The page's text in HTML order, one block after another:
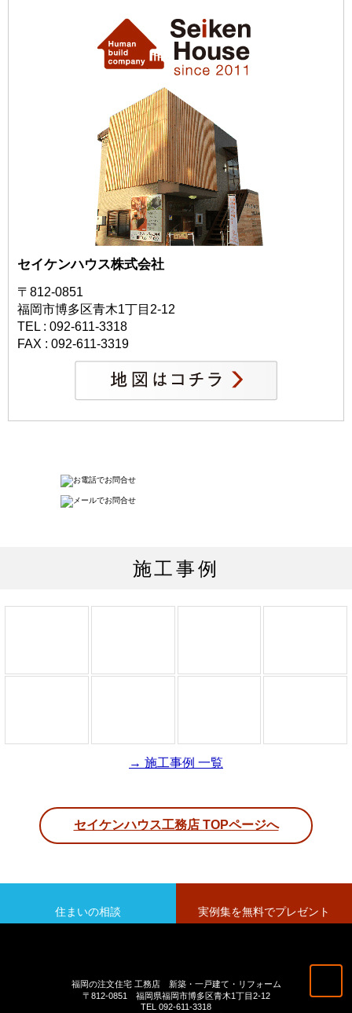
セイケンハウス株式会社
〒812-0851
福岡市博多区青木1丁目2-12
TEL : 092-611-3318
FAX : 092-611-3319
施工事例
→ 施工事例 一覧
セイケンハウス工務店 TOPページへ
住まいの相談 実例集を無料でプレゼント
福岡の注文住宅 工務店 新築・一戸建て・リフォーム
〒812-0851 福岡県福岡市博多区青木1丁目2-12
TEL 092-611-3318